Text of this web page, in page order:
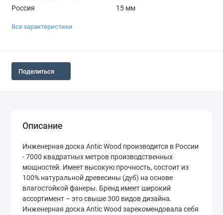
Россия 15 мм
Все характеристики
Поделиться
Описание
Инженерная доска Antic Wood производится в России
- 7000 квадратных метров производственных
мощностей. Имеет высокую прочность, состоит из
100% натуральной древесины (дуб) на основе
влагостойкой фанеры. Бренд имеет широкий
ассортимент – это свыше 300 видов дизайна.
Инженерная доска Antic Wood зарекомендовала себя